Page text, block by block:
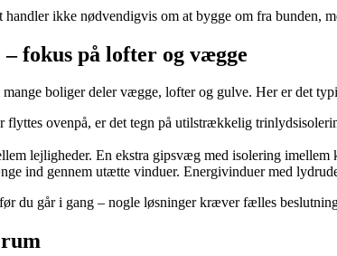
ikke nødvendigvis om at bygge om fra bunden,
fokus på lofter og vægge
boliger deler vægge, lofter og gulve. Her er det
ovenpå, er det tegn på utilstrækkelig
lejligheder. En ekstra gipsvæg med isolering
ind gennem utætte vinduer. Energivinduer med
du går i gang – nogle løsninger kræver fælles